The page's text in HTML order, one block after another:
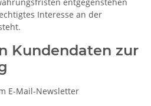
Interesse an der
Kundendaten zur
E-Mail-Newsletter